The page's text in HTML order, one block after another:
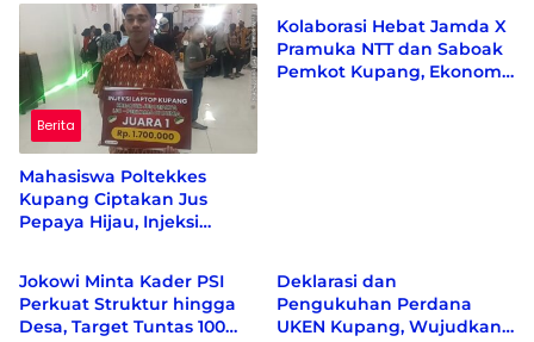
Produk Bernilai Ekonomi
Berita
Mahasiswa Poltekkes
Kupang Ciptakan Jus
Pepaya Hijau, Injeksi
Kolaborasi Hebat Jamda X
Pramuka NTT dan Saboak
Pemkot Kupang, Ekonomi
Berita
Jokowi Minta Kader PSI
Perkuat Struktur hingga
Desa, Target Tuntas 100
Deklarasi dan
Pengukuhan Perdana
UKEN Kupang, Wujudkan